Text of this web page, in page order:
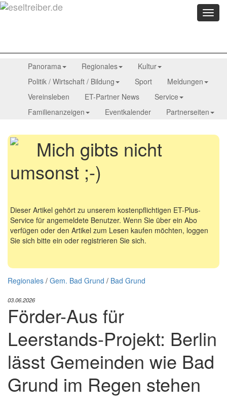
Menü
Panorama Regionales
Kultur
Politik / Wirtschaft / Bildung
Sport
Meldungen
Vereinsleben
ET-Partner News
Service
Familienanzeigen
Eventkalender Partnerseiten
Mich gibts nicht
umsonst ;-)
Dieser Artikel gehört zu unserem kostenpflichtigen ET-Plus-
Service für angemeldete Benutzer. Wenn Sie über ein Abo
verfügen oder den Artikel zum Lesen kaufen möchten, loggen
Sie sich bitte ein oder registrieren Sie sich.
Regionales / Gem. Bad Grund / Bad Grund
03.06.2026
Förder-Aus für
Leerstands-Projekt: Berlin
lässt Gemeinden wie Bad
Grund im Regen stehen